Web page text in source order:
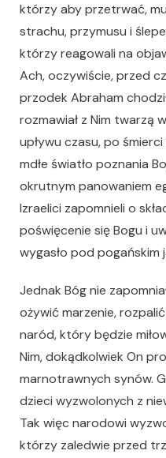
którzy aby przetrwać,
strachu, przymusu i
którzy reagowali na
Ach, oczywiście, przed
przodek Abraham
rozmawiał z Nim twarzą
upływu czasu, po
mdłe światło poznania
okrutnym panowaniem
Izraelici zapomnieli o
poświęcenie się Bogu i
wygasło pod pogańskim
Jednak Bóg nie
ożywić marzenie,
naród, który będzie
Nim, dokądkolwiek On
marnotrawnych synów.
dzieci wyzwolonych z
Tak więc narodowi
którzy zaledwie przed